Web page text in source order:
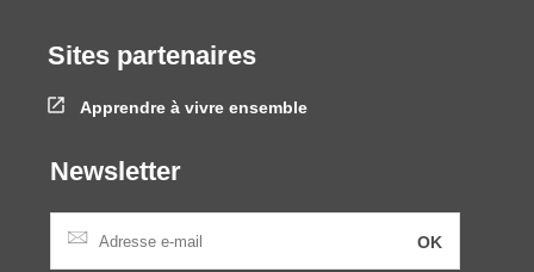
Sites partenaires
Apprendre à vivre ensemble
Newsletter